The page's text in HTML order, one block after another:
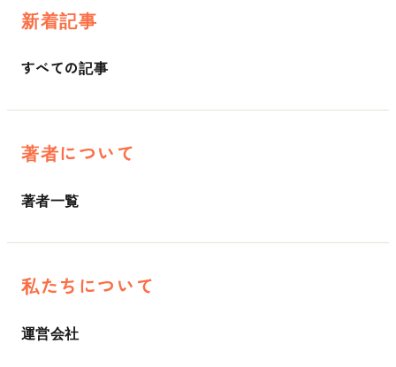
新着記事
すべての記事
著者について
著者一覧
私たちについて
運営会社